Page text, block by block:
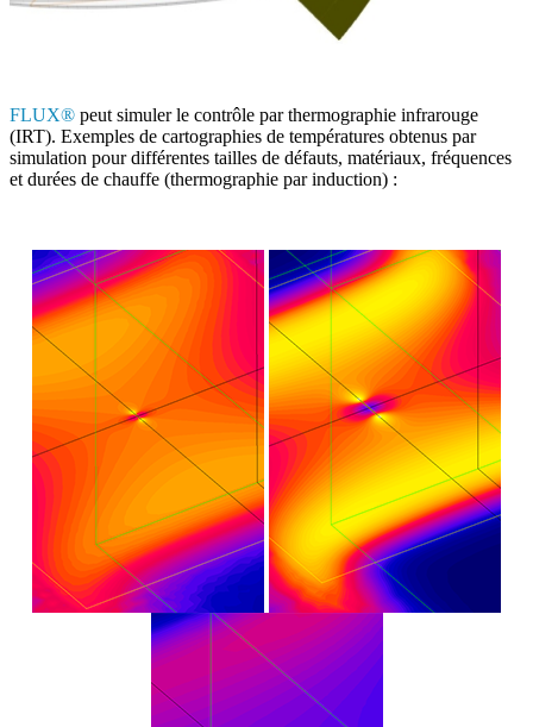
FLUX® peut simuler le contrôle par thermographie infrarouge
(IRT). Exemples de cartographies de températures obtenus par
simulation pour différentes tailles de défauts, matériaux, fréquences
et durées de chauffe (thermographie par induction) :